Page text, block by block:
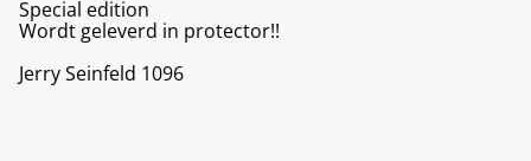
Special edition
Wordt geleverd in protector!!
Jerry Seinfeld 1096